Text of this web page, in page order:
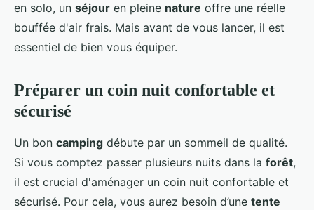
Mia •30 juin 2024•6 min de lecture
en solo, un séjour en pleine nature offre une réelle
bouffée d'air frais. Mais avant de vous lancer, il est
essentiel de bien vous équiper.
Préparer un coin nuit confortable et
sécurisé
Un bon camping débute par un sommeil de qualité.
Si vous comptez passer plusieurs nuits dans la forêt,
il est crucial d'aménager un coin nuit confortable et
sécurisé. Pour cela, vous aurez besoin d’une tente